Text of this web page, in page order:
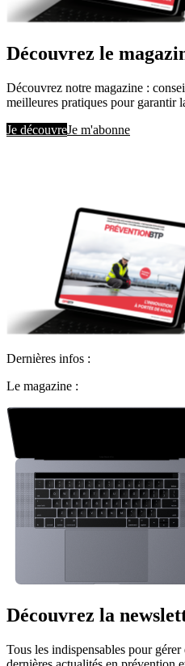
Découvrez le
Découvrez notre magazine :
meilleures pratiques pour garantir
Je découvreJe m'abonne
Dernières infos :
Le magazine :
Découvrez la
Tous les indispensables pour